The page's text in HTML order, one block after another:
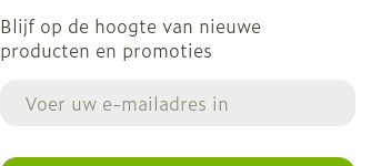
Blijf op de hoogte van nieuwe
producten en promoties